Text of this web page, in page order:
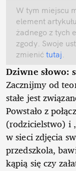
W tym miejscu
element
żadnego z tych
zgody. Swoje
zmienić tutaj
Dziwne słowo:
Zacznijmy od
stałe jest
Powstało z
(rodzicielstwo) i
w sieci zdjęcia
przedszkola,
kąpią się czy